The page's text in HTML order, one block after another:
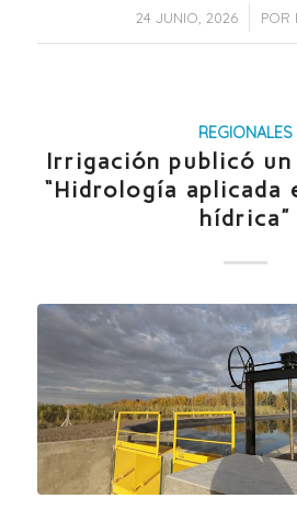
24 JUNIO, 2026
/ POR
REGIONALES
Irrigación publicó
“Hidrología aplicada
hídrica”